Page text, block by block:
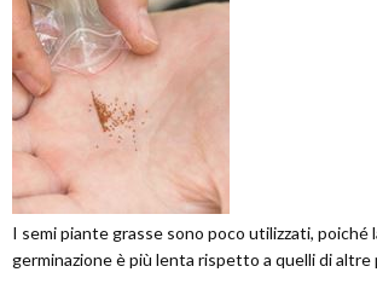
I semi piante grasse sono poco utilizzati, poiché
germinazione è più lenta rispetto a quelli di altre